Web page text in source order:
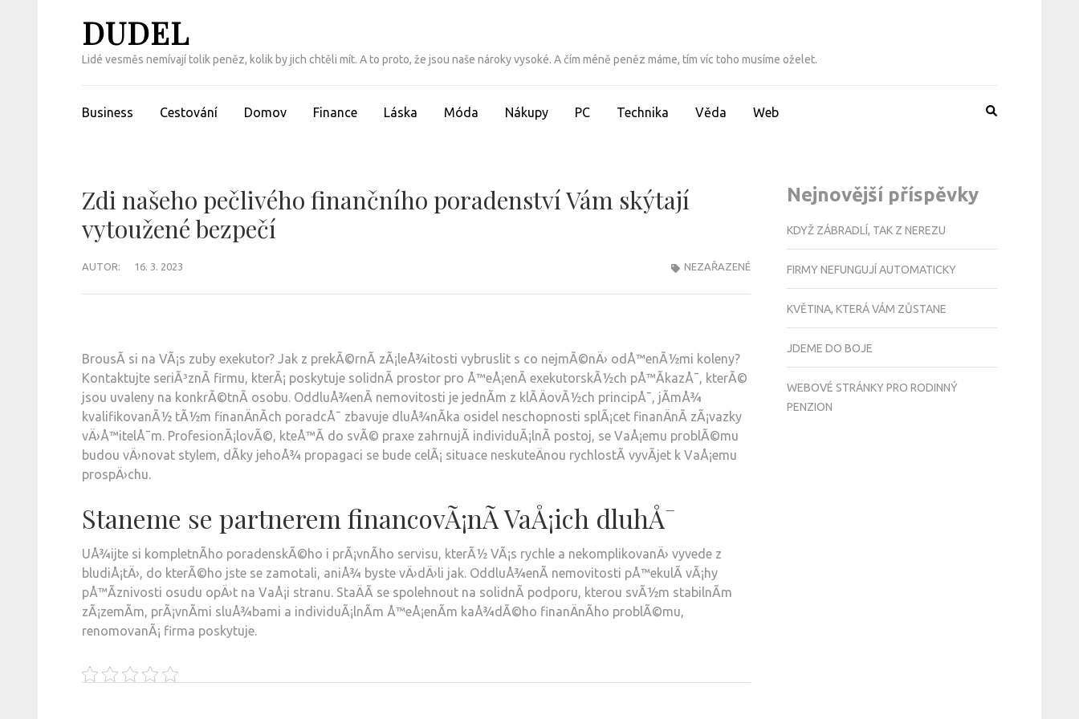
DUDEL
Lidé vesměs nemívají tolik peněz, kolik by jich chtěli mít. A to proto, že jsou naše nároky vysoké. A čím méně peněz máme, tím víc toho musíme oželet.
Business Cestování Domov Finance Láska Móda Nákupy PC Technika Věda Web
Zdi našeho pečlivého finančního poradenství Vám skýtají
vytoužené bezpečí
AUTOR: 16. 3. 2023 NEZAŘAZENÉ
BrousÃ­ si na VÃ¡s zuby exekutor? Jak z prekÃ©rnÃ­ zÃ¡leÅ¾itosti vybruslit s co nejmÃ©nÄ› odÅ™enÃ½mi koleny?
Kontaktujte seriÃ³znÃ­ firmu, kterÃ¡ poskytuje solidnÃ­ prostor pro Å™eÅ¡enÃ­ exekutorskÃ½ch pÅ™Ã­kazÅ¯, kterÃ©
jsou uvaleny na konkrÃ©tnÃ­ osobu. OddluÅ¾enÃ­ nemovitosti je jednÃ­m z klÃ­ÄovÃ½ch principÅ¯, jÃ­mÅ¾
kvalifikovanÃ½ tÃ½m finanÄnÃ­ch poradcÅ¯ zbavuje dluÅ¾nÃ­ka osidel neschopnosti splÃ¡cet finanÄnÃ­ zÃ¡vazky
vÄ›Å™itelÅ¯m. ProfesionÃ¡lovÃ©, kteÅ™Ã­ do svÃ© praxe zahrnujÃ­ individuÃ¡lnÃ­ postoj, se VaÅ¡emu problÃ©mu
budou vÄ›novat stylem, dÃ­ky jehoÅ¾ propagaci se bude celÃ¡ situace neskuteÄnou rychlostÃ­ vyvÃ­jet k VaÅ¡emu
prospÄ›chu.
Staneme se partnerem financovÃ¡nÃ­ VaÅ¡ich dluhÅ¯
UÅ¾ijte si kompletnÃ­ho poradenskÃ©ho i prÃ¡vnÃ­ho servisu, kterÃ½ VÃ¡s rychle a nekomplikovanÄ› vyvede z
bludiÅ¡tÄ›, do kterÃ©ho jste se zamotali, aniÅ¾ byste vÄ›dÄ›li jak. OddluÅ¾enÃ­ nemovitosti pÅ™ekulÃ­ vÃ¡hy
pÅ™Ã­znivosti osudu opÄ›t na VaÅ¡i stranu. StaÄÃ­ se spolehnout na solidnÃ­ podporu, kterou svÃ½m stabilnÃ­m
zÃ¡zemÃ­m, prÃ¡vnÃ­mi sluÅ¾bami a individuÃ¡lnÃ­m Å™eÅ¡enÃ­m kaÅ¾dÃ©ho finanÄnÃ­ho problÃ©mu,
renomovanÃ¡ firma poskytuje.
Nejnovější příspěvky
KDYŽ ZÁBRADLÍ, TAK Z NEREZU
FIRMY NEFUNGUJÍ AUTOMATICKY
KVĚTINA, KTERÁ VÁM ZŮSTANE
JDEME DO BOJE
WEBOVÉ STRÁNKY PRO RODINNÝ
PENZION